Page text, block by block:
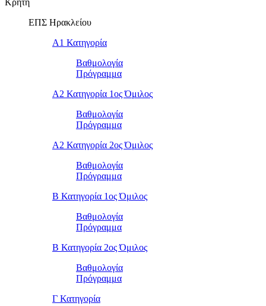
Κρήτη
ΕΠΣ Ηρακλείου
Α1 Κατηγορία
Βαθμολογία
Πρόγραμμα
Α2 Κατηγορία 1ος Όμιλος
Βαθμολογία
Πρόγραμμα
Α2 Κατηγορία 2ος Όμιλος
Βαθμολογία
Πρόγραμμα
Β Κατηγορία 1ος Όμιλος
Βαθμολογία
Πρόγραμμα
Β Κατηγορία 2ος Όμιλος
Βαθμολογία
Πρόγραμμα
Γ Κατηγορία